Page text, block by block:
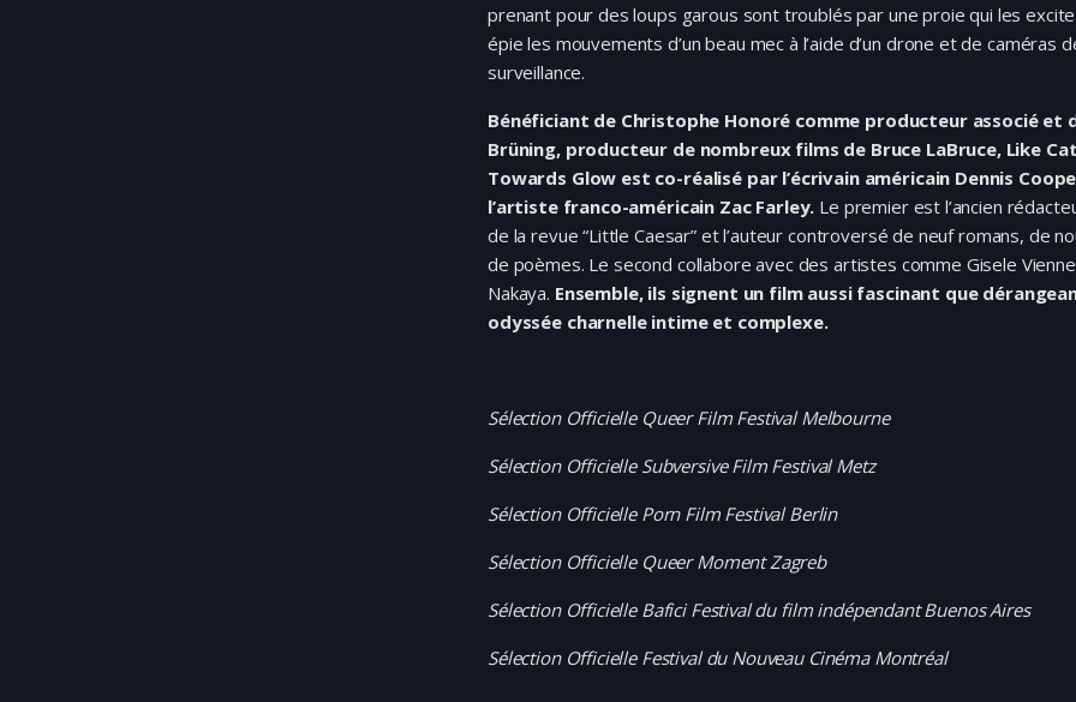
prenant pour des loups garous sont troublés par une proie qui les
épie les mouvements d’un beau mec à l’aide d’un drone et de caméras
surveillance.
Bénéficiant de Christophe Honoré comme producteur associé et
Brüning, producteur de nombreux films de Bruce LaBruce, Like
Towards Glow est co-réalisé par l’écrivain américain Dennis
l’artiste franco-américain Zac Farley. Le premier est l’ancien
de la revue “Little Caesar” et l’auteur controversé de neuf romans, de
de poèmes. Le second collabore avec des artistes comme Gisele
Nakaya. Ensemble, ils signent un film aussi fascinant que
odyssée charnelle intime et complexe.
Sélection Officielle Queer Film Festival Melbourne
Sélection Officielle Subversive Film Festival Metz
Sélection Officielle Porn Film Festival Berlin
Sélection Officielle Queer Moment Zagreb
Sélection Officielle Bafici Festival du film indépendant Buenos Aires
Sélection Officielle Festival du Nouveau Cinéma Montréal